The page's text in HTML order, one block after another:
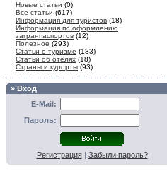
Новые статьи (0)
Все статьи (617)
Информация для туристов (18)
Информация по оформлению
загранпаспортов (12)
Полезное (293)
Статьи о туризме (183)
Статьи об отелях (18)
Страны и курорты (93)
» Вход
E-Mail:
Пароль:
Регистрация| Забыли пароль?